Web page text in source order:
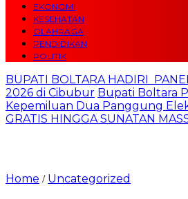
EKONOMI
KESEHATAN
OLAHRAGA
PENDIDIKAN
POLITIK
BUPATI BOLTARA HADIRI
2026 di Cibubur Bupati Boltara
Kepemiluan Dua Panggung
GRATIS HINGGA SUNATAN
Home / Uncategorized